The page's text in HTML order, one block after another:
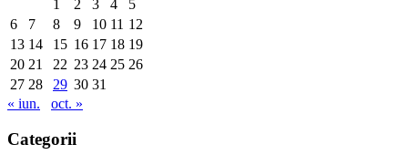
1
2 3 4
5
6
7 8 9 10 11 12
13 14 15 16 17 18 19
20 21 22 23 24 25 26
27 28 29 30 31
« iun.
oct. »
Categorii